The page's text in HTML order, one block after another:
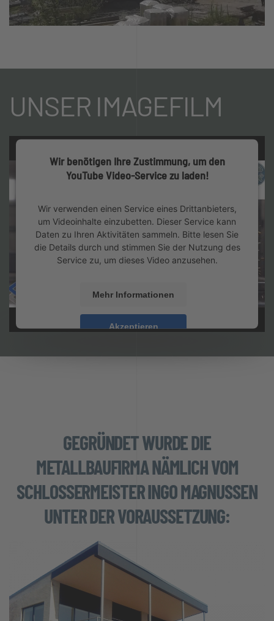
UNSER IMAGEFILM
Wir benötigen Ihre Zustimmung, um den
YouTube Video-Service zu laden!
Wir verwenden einen Service eines Drittanbieters,
um Videoinhalte einzubetten. Dieser Service kann
Daten zu Ihren Aktivitäten sammeln. Bitte lesen Sie
die Details durch und stimmen Sie der Nutzung des
Service zu, um dieses Video anzusehen.
Mehr Informationen
Akzeptieren
GEGRÜNDET WURDE DIE
METALLBAUFIRMA NÄMLICH VOM
SCHLOSSERMEISTER INGO MAGNUSSEN
UNTER DER VORAUSSETZUNG: